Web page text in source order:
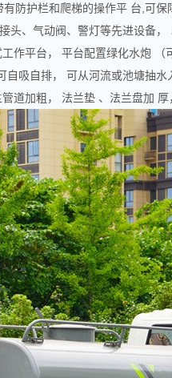
防护栏和爬梯的操作平 台,可
、气动阀、警灯等先进设备，
作平台， 平台配置绿化水炮
吸自排， 可从河流或池塘抽水
道加粗， 法兰垫 、法兰盘加 厚